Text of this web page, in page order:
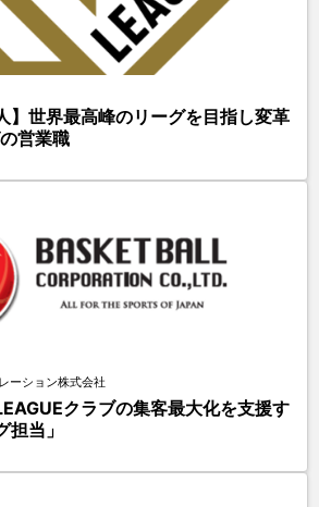
】世界最高峰のリーグを目指し変革
営業職
ーション株式会社
クラブの集客最大化を支援す
担当」